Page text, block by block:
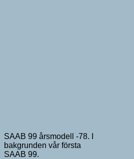
SAAB 99 årsmodell -78. I
bakgrunden vår första
SAAB 99.